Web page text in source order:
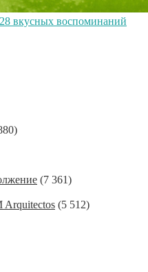
вкусных воспоминаний
(7 361)
(5 512)